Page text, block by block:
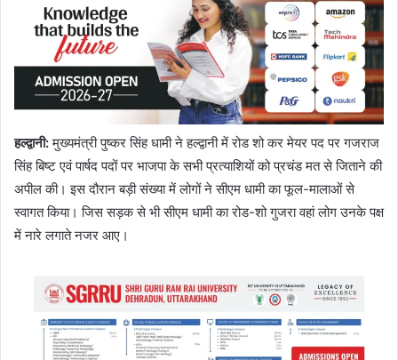
हल्द्वानी:मुख्यमंत्री पुष्कर सिंह धामी ने हल्द्वानी में रोड शो कर मेयर पद पर गजराज
सिंह बिष्ट एवं पार्षद पदों पर भाजपा के सभी प्रत्याशियों को प्रचंड मत से जिताने की
अपील की। इस दौरान बड़ी संख्या में लोगों ने सीएम धामी का फूल-मालाओं से
स्वागत किया। जिस सड़क से भी सीएम धामी का रोड-शो गुजरा वहां लोग उनके पक्ष
में नारे लगाते नजर आए।